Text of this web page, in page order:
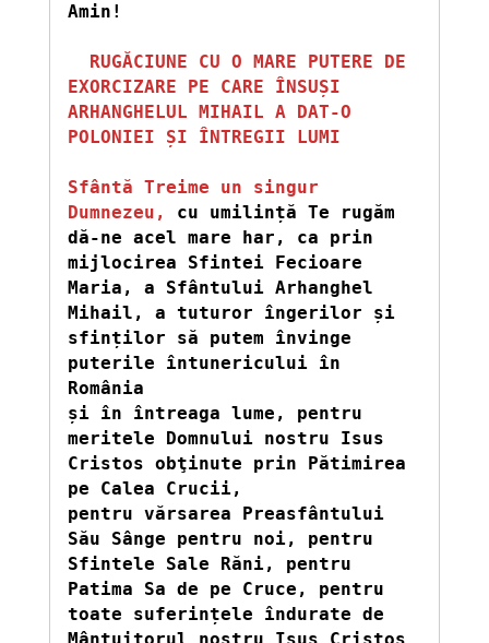
Amin!
RUGĂCIUNE CU O MARE PUTERE DE
EXORCIZARE PE CARE ÎNSUȘI
ARHANGHELUL MIHAIL A DAT-O
POLONIEI ȘI ÎNTREGII LUMI
Sfântă Treime un singur
Dumnezeu, cu umilință Te rugăm
dă-ne acel mare har, ca prin
mijlocirea Sfintei Fecioare
Maria, a Sfântului Arhanghel
Mihail, a tuturor îngerilor și
sfinților să putem învinge
puterile întunericului în
România
și în întreaga lume, pentru
meritele Domnului nostru Isus
Cristos obţinute prin Pătimirea
pe Calea Crucii,
pentru vărsarea Preasfântului
Său Sânge pentru noi, pentru
Sfintele Sale Răni, pentru
Patima Sa de pe Cruce, pentru
toate suferințele îndurate de